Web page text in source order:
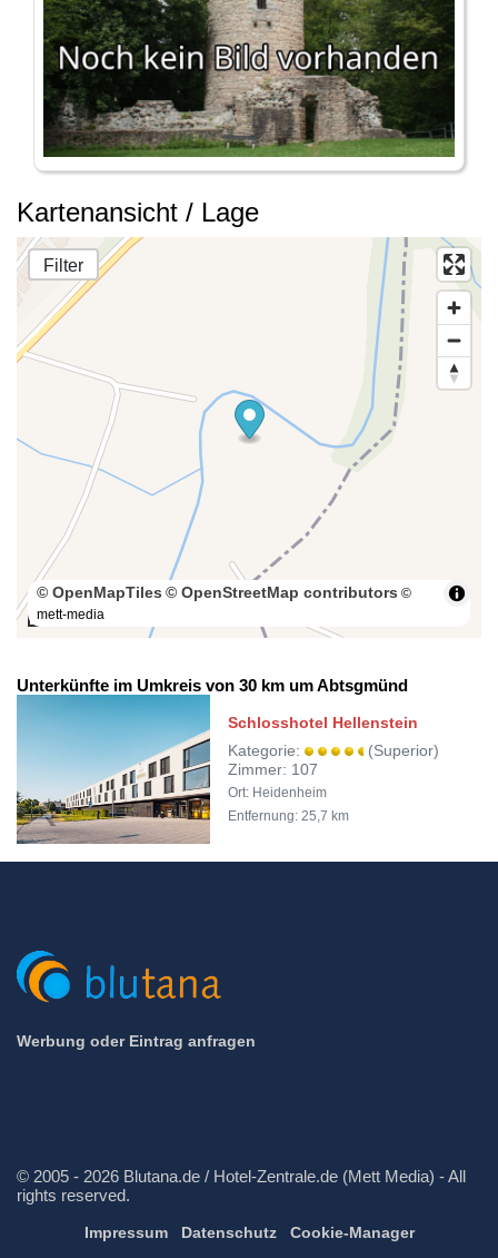
Kartenansicht / Lage
Filter
100 m
© OpenMapTiles © OpenStreetMap contributors ©
mett-media
Unterkünfte im Umkreis von 30 km um Abtsgmünd
Schlosshotel Hellenstein
Kategorie:
(Superior)
Zimmer: 107
Ort: Heidenheim
Entfernung: 25,7 km
Werbung oder Eintrag anfragen
© 2005 - 2026 Blutana.de / Hotel-Zentrale.de (Mett Media) - All
rights reserved.
Impressum Datenschutz Cookie-Manager